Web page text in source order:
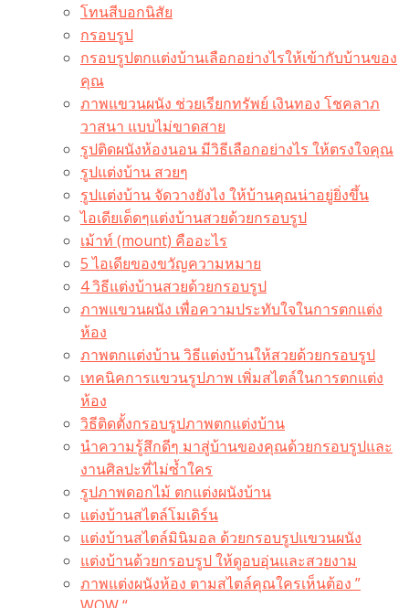
โทนสีบอกนิสัย
กรอบรูป
กรอบรูปตกแต่งบ้านเลือกอย่างไรให้เข้ากับบ้านของ
คุณ
ภาพแขวนผนัง ช่วยเรียกทรัพย์ เงินทอง โชคลาภ
วาสนา แบบไม่ขาดสาย
รูปติดผนังห้องนอน มีวิธีเลือกอย่างไร ให้ตรงใจคุณ
รูปแต่งบ้าน สวยๆ
รูปแต่งบ้าน จัดวางยังไง ให้บ้านคุณน่าอยู่ยิ่งขึ้น
ไอเดียเด็ดๆแต่งบ้านสวยด้วยกรอบรูป
เม้าท์ (mount) คืออะไร​
5 ไอเดียของขวัญความหมาย
4 วิธีแต่งบ้านสวยด้วยกรอบรูป
ภาพแขวนผนัง เพื่อความประทับใจในการตกแต่ง
ห้อง
ภาพตกแต่งบ้าน วิธีแต่งบ้านให้สวยด้วยกรอบรูป
เทคนิคการแขวนรูปภาพ เพิ่มสไตล์ในการตกแต่ง
ห้อง
วิธีติดตั้งกรอบรูปภาพตกแต่งบ้าน
นำความรู้สึกดีๆ มาสู่บ้านของคุณด้วยกรอบรูปและ
งานศิลปะที่ไม่ซ้ำใคร
รูปภาพดอกไม้ ตกแต่งผนังบ้าน
แต่งบ้านสไตล์โมเดิร์น
แต่งบ้านสไตล์มินิมอล ด้วยกรอบรูปแขวนผนัง
แต่งบ้านด้วยกรอบรูป ให้ดูอบอุ่นและสวยงาม
ภาพแต่งผนังห้อง ตามสไตล์คุณใครเห็นต้อง ”